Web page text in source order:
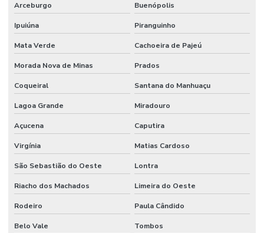
Arceburgo Buenópolis
Ipuiúna Piranguinho
Mata Verde Cachoeira de Pajeú
Morada Nova de Minas Prados
Coqueiral Santana do Manhuaçu
Lagoa Grande Miradouro
Açucena Caputira
Virgínia Matias Cardoso
São Sebastião do Oeste Lontra
Riacho dos Machados Limeira do Oeste
Rodeiro Paula Cândido
Belo Vale Tombos